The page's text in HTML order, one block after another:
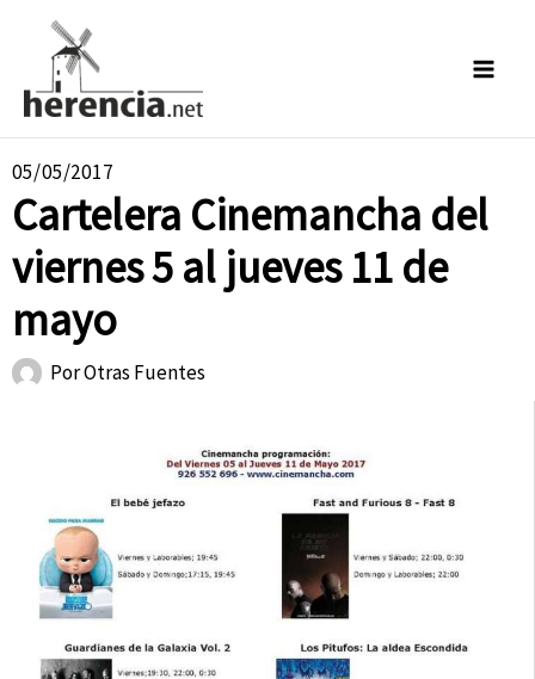
contenido
05/05/2017
Cartelera Cinemancha del
viernes 5 al jueves 11 de
mayo
PorOtras Fuentes